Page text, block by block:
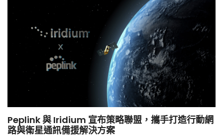
Peplink 與 Iridium 宣布策略聯盟，攜手打造行動網
路與衛星通訊備援解決方案